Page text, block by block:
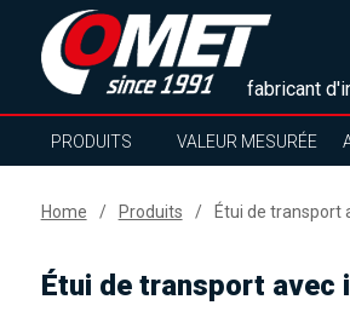
fabricant
PRODUITS VALEUR MESURÉE
Home Produits Étui de transport
Étui de transport avec